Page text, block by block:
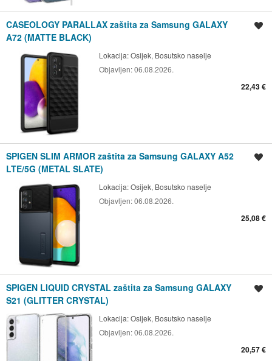
CASEOLOGY PARALLAX zaštita za Samsung GALAXY
A72 (MATTE BLACK)
Lokacija:Osijek, Bosutsko naselje
Objavljen:06.08.2026.
22,43 €
SPIGEN SLIM ARMOR zaštita za Samsung GALAXY A52
LTE/5G (METAL SLATE)
Lokacija:Osijek, Bosutsko naselje
Objavljen:06.08.2026.
25,08 €
SPIGEN LIQUID CRYSTAL zaštita za Samsung GALAXY
S21 (GLITTER CRYSTAL)
Lokacija:Osijek, Bosutsko naselje
Objavljen:06.08.2026.
20,57 €